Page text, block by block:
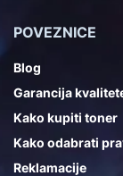
POVEZNICE
Blog
Garancija
Kako kupiti toner
Kako odabrati
Reklamacije